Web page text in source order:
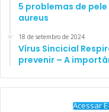
5 problemas de
aureus
18 de setembro de 2024
Vírus Sincicial
prevenir – A
Acessar